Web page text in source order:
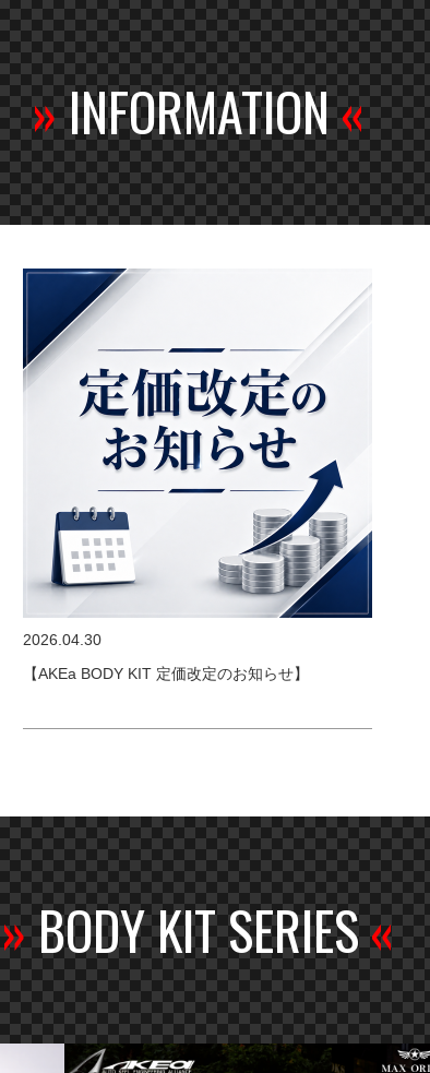
»INFORMATION«
2026.04.30
【AKEa BODY KIT 定価改定のお知らせ】
»BODY KIT SERIES«